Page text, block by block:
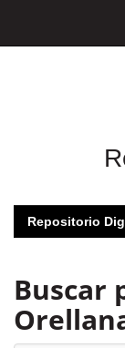
Repositorio
Buscar